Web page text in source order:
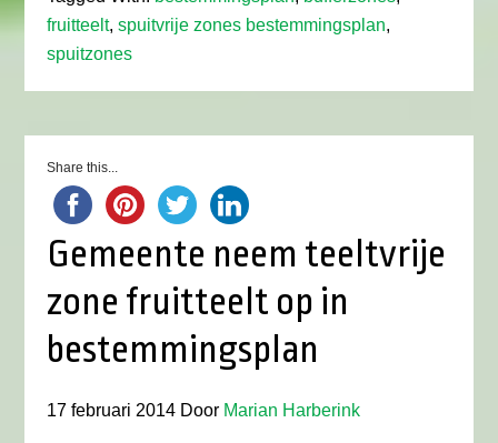
fruitteelt,spuitvrije zones bestemmingsplan,
spuitzones
Share this...
Gemeente neem teeltvrije
zone fruitteelt op in
bestemmingsplan
17 februari 2014 Door Marian Harberink